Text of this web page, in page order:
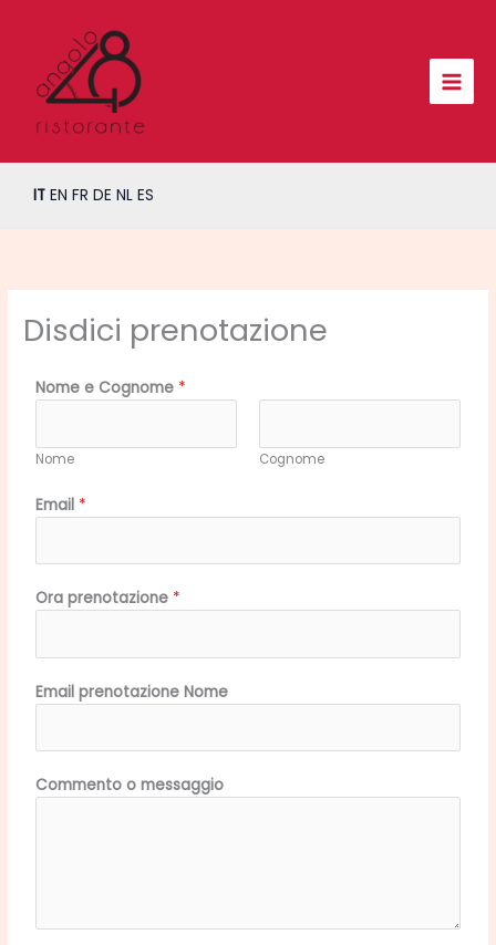
contenuto
IT EN FR DE NL ES
Disdici prenotazione
Nome e Cognome *
Nome Cognome
Email *
Ora prenotazione *
Email prenotazione Nome
Commento o messaggio